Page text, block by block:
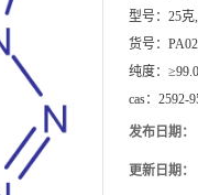
型号： 25克
货号：
纯度：
cas： 2592-
发布日期：
更新日期：